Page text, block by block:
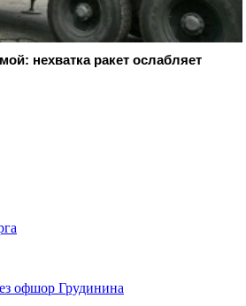
нехватка ракет ослабляет
офшор Грудинина